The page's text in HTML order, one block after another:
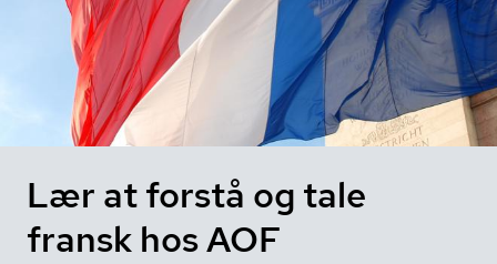
Lær at forstå og tale
fransk hos AOF